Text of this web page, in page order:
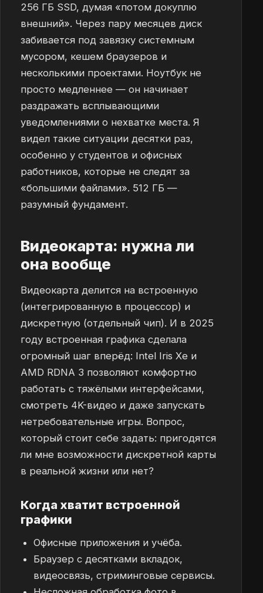
256 ГБ SSD, думая «потом докуплю
внешний». Через пару месяцев диск
забивается под завязку системным
мусором, кешем браузеров и
несколькими проектами. Ноутбук не
просто медленнее — он начинает
раздражать всплывающими
уведомлениями о нехватке места. Я
видел такие ситуации десятки раз,
особенно у студентов и офисных
работников, которые не следят за
«большими файлами». 512 ГБ —
разумный фундамент.
Видеокарта: нужна ли
она вообще
Видеокарта делится на встроенную
(интегрированную в процессор) и
дискретную (отдельный чип). И в 2025
году встроенная графика сделала
огромный шаг вперёд: Intel Iris Xe и
AMD RDNA 3 позволяют комфортно
работать с тяжёлыми интерфейсами,
смотреть 4K-видео и даже запускать
нетребовательные игры. Вопрос,
который стоит себе задать: пригодятся
ли мне возможности дискретной карты
в реальной жизни или нет?
Когда хватит встроенной
графики
Офисные приложения и учёба.
Браузер с десятками вкладок,
видеосвязь, стриминговые сервисы.